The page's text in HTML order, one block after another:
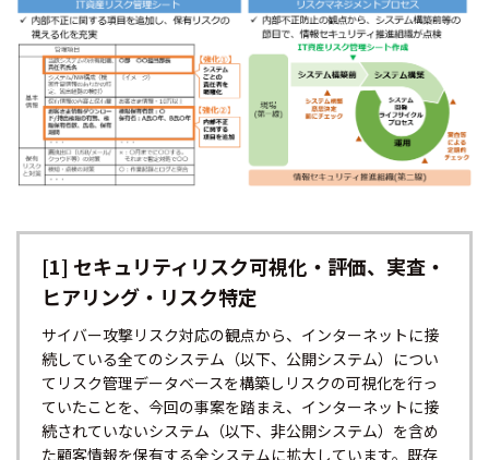
[1] セキュリティリスク可視化・評価、実査・
ヒアリング・リスク特定
サイバー攻撃リスク対応の観点から、インターネットに接
続している全てのシステム（以下、公開システム）につい
てリスク管理データベースを構築しリスクの可視化を行っ
ていたことを、今回の事案を踏まえ、インターネットに接
続されていないシステム（以下、非公開システム）を含め
た顧客情報を保有する全システムに拡大しています。既存